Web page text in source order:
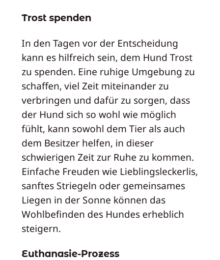
Trost spenden
In den Tagen vor der Entscheidung
kann es hilfreich sein, dem Hund Trost
zu spenden. Eine ruhige Umgebung zu
schaffen, viel Zeit miteinander zu
verbringen und dafür zu sorgen, dass
der Hund sich so wohl wie möglich
fühlt, kann sowohl dem Tier als auch
dem Besitzer helfen, in dieser
schwierigen Zeit zur Ruhe zu kommen.
Einfache Freuden wie Lieblingsleckerlis,
sanftes Striegeln oder gemeinsames
Liegen in der Sonne können das
Wohlbefinden des Hundes erheblich
steigern.
Euthanasie-Prozess